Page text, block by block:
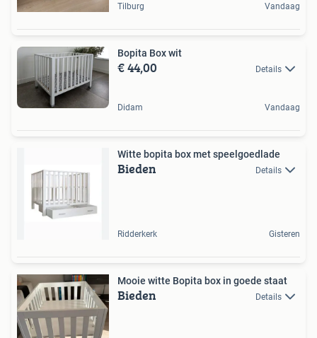
Tilburg Vandaag
Bopita Box wit
€ 44,00 Details
Didam Vandaag
Witte bopita box met speelgoedlade
Bieden Details
Ridderkerk Gisteren
Mooie witte Bopita box in goede staat
Bieden Details